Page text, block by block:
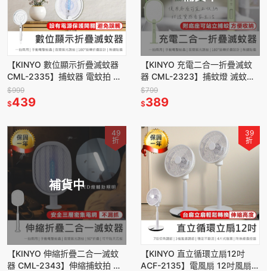
【KINYO 數位顯示折疊滅蚊器
CML-2335】捕蚊器 電蚊拍 滅
蚊燈 摺疊電蚊拍 壁掛捕蚊燈 充
電捕蚊拍
$999
$439
【KINYO 充電二合一折疊滅蚊
器 CML-2323】捕蚊燈 滅蚊拍
電蚊拍 充電式電蚊拍 捕蚊拍 摺
疊電蚊拍 滅蚊器
$799
$389
補貨中
49
折
【KINYO 伸縮折疊二合一滅蚊
器 CML-2343】伸縮捕蚊拍 捕
39
折
【KINYO 直立循環立扇12吋
ACF-2135】電風扇 12吋風扇